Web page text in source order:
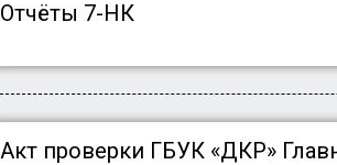
Отчёты 7-HК
Акт проверки ГБУК «ДКР»